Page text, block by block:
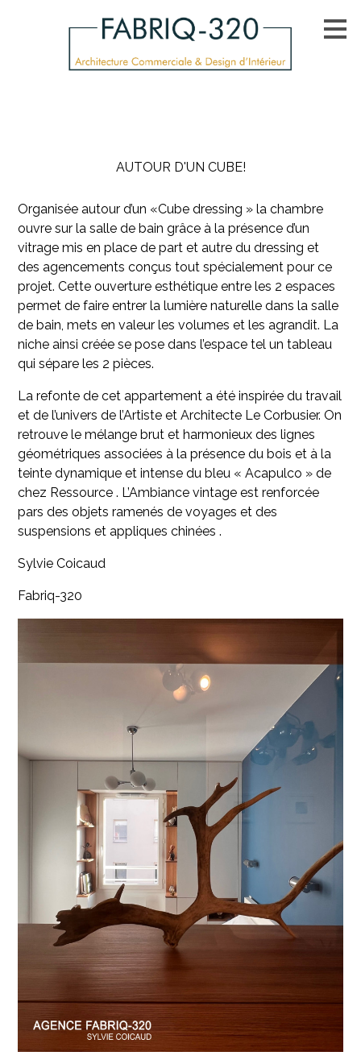
AUTOUR D'UN CUBE!
Organisée autour d’un «Cube dressing » la chambre
ouvre sur la salle de bain grâce à la présence d’un
vitrage mis en place de part et autre du dressing et
des agencements conçus tout spécialement pour ce
projet. Cette ouverture esthétique entre les 2 espaces
permet de faire entrer la lumière naturelle dans la salle
de bain, mets en valeur les volumes et les agrandit. La
niche ainsi créée se pose dans l’espace tel un tableau
qui sépare les 2 pièces.
La refonte de cet appartement a été inspirée du travail
et de l’univers de l’Artiste et Architecte Le Corbusier. On
retrouve le mélange brut et harmonieux des lignes
géométriques associées à la présence du bois et à la
teinte dynamique et intense du bleu « Acapulco » de
chez Ressource . L’Ambiance vintage est renforcée
pars des objets ramenés de voyages et des
suspensions et appliques chinées .
Sylvie Coicaud
Fabriq-320